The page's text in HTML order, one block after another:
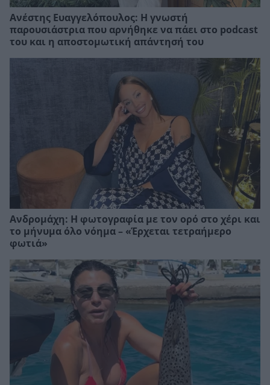
Ανέστης Ευαγγελόπουλος: Η γνωστή
παρουσιάστρια που αρνήθηκε να πάει στο podcast
του και η αποστομωτική απάντησή του
Ανδρομάχη: Η φωτογραφία με τον ορό στο χέρι και
το μήνυμα όλο νόημα – «Έρχεται τετραήμερο
φωτιά»